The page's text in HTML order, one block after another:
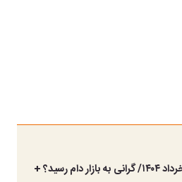
قیمت دام زنده امروز ۱۹ خرداد ۱۴۰۴/ گرانی به بازار دام رسید؟ +